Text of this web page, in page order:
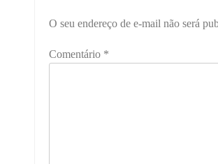
O seu endereço de e-mail não será
Comentário *